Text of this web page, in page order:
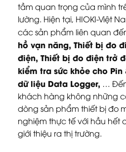
tầm quan trọng của mình
lường. Hiện tại, HIOKI-Việt
các sản phẩm liên quan
hồ vạn năng, Thiết bị đo
điện, Thiết bị đo điện trở
kiểm tra sức khỏe cho
dữ liệu Data Logger, …
khách hàng không những
dòng sản phẩm thiết bị đo
nghiệm thực tế với hầu hết
giới thiệu ra thị trường.